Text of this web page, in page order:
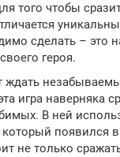
того чтобы
сделать – это
героя.
ждать
игра наверняка
В ней
появился в
не только